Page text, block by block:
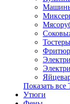
Показать все
Утюги